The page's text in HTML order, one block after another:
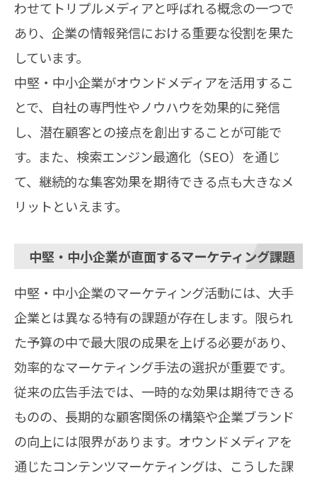
わせてトリプルメディアと呼ばれる概念の一つで
あり、企業の情報発信における重要な役割を果た
しています。
中堅・中小企業がオウンドメディアを活用するこ
とで、自社の専門性やノウハウを効果的に発信
し、潜在顧客との接点を創出することが可能で
す。また、検索エンジン最適化（SEO）を通じ
て、継続的な集客効果を期待できる点も大きなメ
リットといえます。
中堅・中小企業が直面するマーケティング課題
中堅・中小企業のマーケティング活動には、大手
企業とは異なる特有の課題が存在します。限られ
た予算の中で最大限の成果を上げる必要があり、
効率的なマーケティング手法の選択が重要です。
従来の広告手法では、一時的な効果は期待できる
ものの、長期的な顧客関係の構築や企業ブランド
の向上には限界があります。オウンドメディアを
通じたコンテンツマーケティングは、こうした課